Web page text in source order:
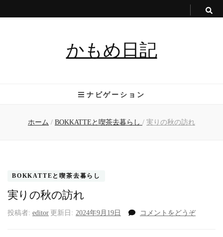
かもめ日記
ナビゲーション
ホーム / BOKKATTEと喫茶去暮らし / 実りの秋の訪れ
BOKKATTEと喫茶去暮らし
実りの秋の訪れ
投稿者: editor 更新日: 2024年9月19日 コメントをどうぞ(実